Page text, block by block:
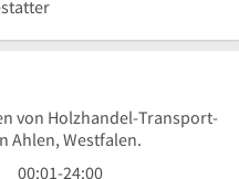
von Holzhandel-Transport-
Ahlen, Westfalen.
0
00:01-24:00